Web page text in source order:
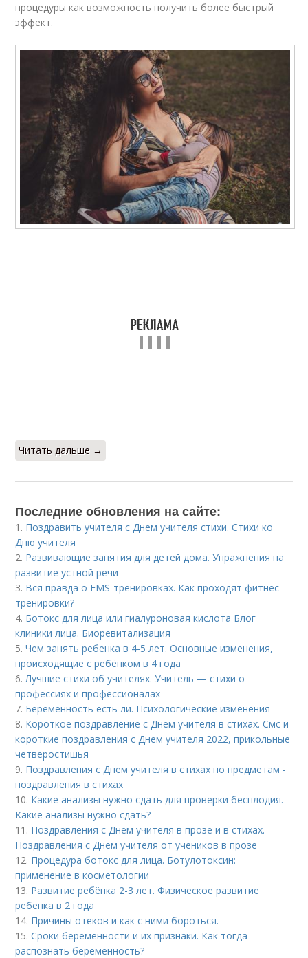
процедуры как возможность получить более быстрый
эффект.
Читать дальше →
Последние обновления на сайте:
1. Поздравить учителя с Днем учителя стихи. Стихи ко
Дню учителя
2. Развивающие занятия для детей дома. Упражнения на
развитие устной речи
3. Вся правда о EMS-тренировках. Как проходят фитнес-
тренировки?
4. Ботокс для лица или гиалуроновая кислота Блог
клиники лица. Биоревитализация
5.Чем занять ребенка в 4-5 лет. Основные изменения,
происходящие с ребёнком в 4 года
6.Лучшие стихи об учителях. Учитель — стихи о
профессиях и профессионалах
7. Беременность есть ли. Психологические изменения
8. Короткое поздравление с Днем учителя в стихах. Смс и
короткие поздравления с Днем учителя 2022, прикольные
четверостишья
9. Поздравления с Днем учителя в стихах по предметам -
поздравления в стихах
10. Какие анализы нужно сдать для проверки бесплодия.
Какие анализы нужно сдать?
11. Поздравления с Днём учителя в прозе и в стихах.
Поздравления с Днем учителя от учеников в прозе
12. Процедура ботокс для лица. Ботулотоксин:
применение в косметологии
13. Развитие ребёнка 2-3 лет. Физическое развитие
ребенка в 2 года
14. Причины отеков и как с ними бороться.
15.Сроки беременности и их признаки. Как тогда
распознать беременность?